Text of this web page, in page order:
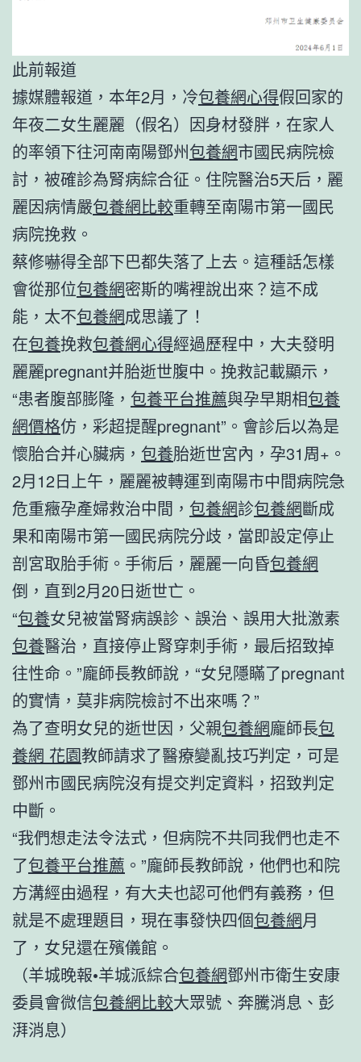
此前報道
據媒體報道，本年2月，冷包養網心得假回家的
年夜二女生麗麗（假名）因身材發胖，在家人
的率領下往河南南陽鄧州包養網市國民病院檢
討，被確診為腎病綜合征。住院醫治5天后，麗
麗因病情嚴包養網比較重轉至南陽市第一國民
病院挽救。
蔡修嚇得全部下巴都失落了上去。這種話怎樣
會從那位包養網密斯的嘴裡說出來？這不成
能，太不包養網成思議了！
在包養挽救包養網心得經過歷程中，大夫發明
麗麗pregnant并胎逝世腹中。挽救記載顯示，
“患者腹部膨隆， 包養平台推薦與孕早期相包養
網價格仿，彩超提醒pregnant”。會診后以為是
懷胎合并心臟病， 包養胎逝世宮內，孕31周+。
2月12日上午，麗麗被轉運到南陽市中間病院急
危重癥孕產婦救治中間， 包養網診包養網斷成
果和南陽市第一國民病院分歧，當即設定停止
剖宮取胎手術。手術后，麗麗一向昏包養網
倒，直到2月20日逝世亡。
“包養女兒被當腎病誤診、誤治、誤用大批激素
包養醫治，直接停止腎穿刺手術，最后招致掉
往性命。”龐師長教師說，“女兒隱瞞了pregnant
的實情，莫非病院檢討不出來嗎？”
為了查明女兒的逝世因，父親包養網龐師長包
養網 花園教師請求了醫療變亂技巧判定，可是
鄧州市國民病院沒有提交判定資料，招致判定
中斷。
“我們想走法令法式，但病院不共同我們也走不
了包養平台推薦 。”龐師長教師說，他們也和院
方溝經由過程，有大夫也認可他們有義務，但
就是不處理題目，現在事發快四個包養網月
了，女兒還在殯儀館。
（羊城晚報•羊城派綜合包養網鄧州市衛生安康
委員會微信包養網比較大眾號、奔騰消息、彭
湃消息）